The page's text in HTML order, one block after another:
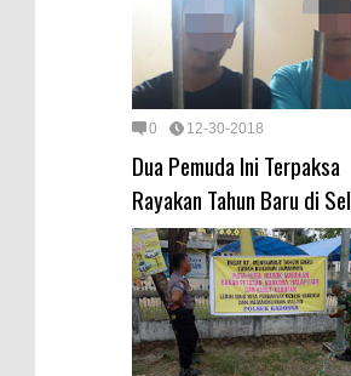
0 12-30-2018
Dua Pemuda Ini Terpaksa
Rayakan Tahun Baru di Sel